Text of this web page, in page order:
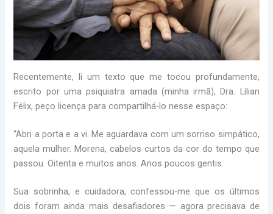
Recentemente, li um texto que me tocou profundamente,
escrito por uma psiquiatra amada (minha irmã), Dra. Lílian
Félix, peço licença para compartilhá-lo nesse espaço:
“Abri a porta e a vi. Me aguardava com um sorriso simpático,
aquela mulher. Morena, cabelos curtos da cor do tempo que
passou. Oitenta e muitos anos. Anos poucos gentis.
Sua sobrinha, e cuidadora, confessou-me que os últimos
dois foram ainda mais desafiadores — agora precisava de